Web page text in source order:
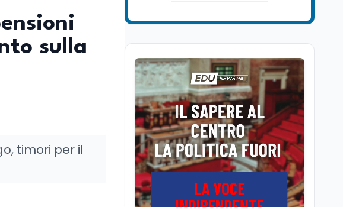
sulla
timori per il
reattori spenti
Scuola6 ago
Posizioni economiche
ATA: la matematica
degli arretrati fino a
4.150 euro
Cultura6 ago
Spesa culturale in
Lombardia da record,
ma la voragine Nord-
Sud triplica
Cultura6 ago